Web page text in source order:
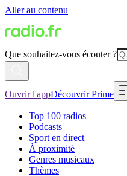
Aller au contenu
Que souhaitez-vous écouter ?
Ouvrir l'appDécouvrir Prime
Top 100 radios
Podcasts
Sport en direct
À proximité
Genres musicaux
Thèmes